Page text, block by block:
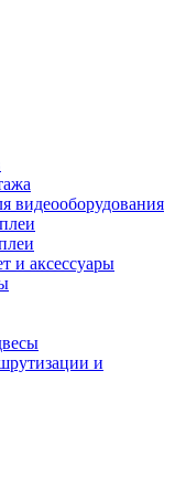
видеооборудования
и аксессуары
и